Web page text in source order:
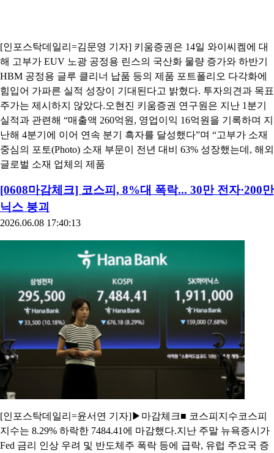
[인포스탁데일리=김문영 기자] 키움증권은 14일 와이씨켐에 대
해 고부가 EUV 노광 공정용 린스의 국산화 물량 증가와 하반기
HBM 공정용 글루 클리너 납품 등의 제품 포트폴리오 다각화에
힘입어 가파른 실적 성장이 기대된다고 밝혔다. 투자의견과 목표
주가는 제시하지 않았다.오현진 키움증권 연구원은 지난 1분기
실적과 관련해 “매출액 260억원, 영업이익 16억원을 기록하며 지
난해 4분기에 이어 연속 분기 흑자를 달성했다”며 “고부가 소재
중심의 포토(Photo) 소재 부문이 전년 대비 63% 성장했는데, 해외
글로벌 소재 업체의 제품
[0608마감체크] 코스피, 8%대 폭락... 30만 전자·200만
닉스 붕괴
2026.06.08 17:40:13
[인포스탁데일리=윤서연 기자]▶마감체크■ 코스피지수코스피
지수는 8.29% 하락한 7484.41에 마감했다.지난 주말 뉴욕증시가
Fed 금리 인상 우려 및 반도체주 폭락 등에 급락, 유럽 주요국 증